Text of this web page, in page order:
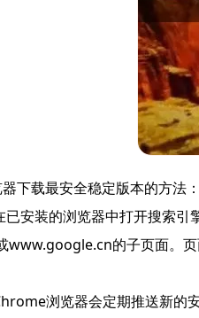
下载最安全稳定版本的方法：
已安装的浏览器中打开搜索
的子页面。页
浏览器会定期推送新的